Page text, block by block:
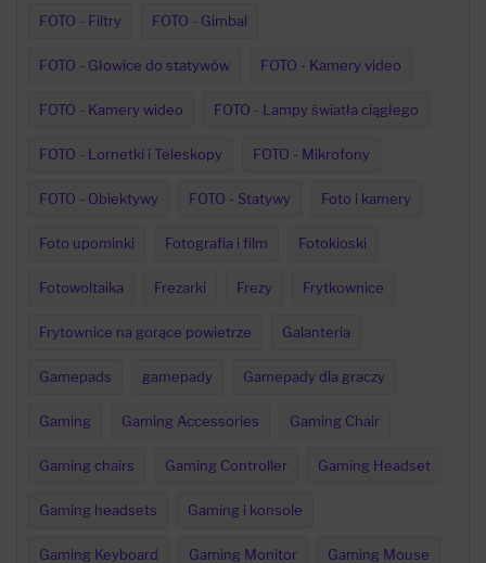
FOTO - Filtry FOTO - Gimbal
FOTO - Głowice do statywów FOTO - Kamery video
FOTO - Kamery wideo FOTO - Lampy światła ciągłego
FOTO - Lornetki i Teleskopy FOTO - Mikrofony
FOTO - Obiektywy FOTO - Statywy Foto i kamery
Foto upominki Fotografia i film Fotokioski
Fotowoltaika Frezarki Frezy Frytkownice
Frytownice na gorące powietrze Galanteria
Gamepads gamepady Gamepady dla graczy
Gaming Gaming Accessories Gaming Chair
Gaming chairs Gaming Controller Gaming Headset
Gaming headsets Gaming i konsole
Gaming Keyboard Gaming Monitor Gaming Mouse